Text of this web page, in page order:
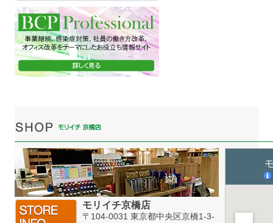
モリイチ京橋店
〒104-0031 東京都中央区京橋1-3-